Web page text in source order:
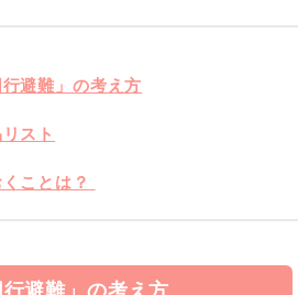
行避難」の考え方
スト
ことは？